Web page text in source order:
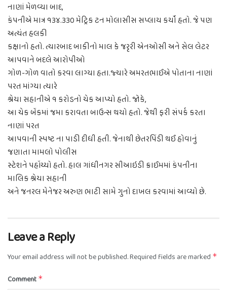
નાણાં મેળવ્યા બાદ,
કંપનીએ માત્ર ૧૩૪.૩૩૦ મેટ્રિક ટન મોલાસીસ સપ્લાય કર્યો હતો. જે પણ
અત્યંત હલકી
કક્ષાનો હતો. ત્યારબાદ બાકીનો માલ કે જરૃરી એનઓસી અને સેલ લેટર
આપવાને બદલે આરોપીઓ
ગોળ-ગોળ વાતો કરવા લાગ્યા હતા.જ્યારે અમરતભાઈએ પોતાના નાણાં
પરત માંગ્યા ત્યારે
શ્રેયા સહાનીએ ૧ કરોડનો ચેક આપ્યો હતો. જોકે,
આ ચેક બેંકમાં જમા કરાવતા બાઉન્સ થયો હતો. જેથી ફરી સંપર્ક કરતા
નાણાં પરત
આપવાની સ્પષ્ટ ના પાડી દીધી હતી. જેનાથી છેતરપિંડી થઈ હોવાનું
જણાતા મામલો પોલીસ
સ્ટેશને પહોંચ્યો હતો. હાલ ગાંધીનગર સીઆઇડી ક્રાઈમમાં કંપનીના
માલિક શ્રેયા સહાની
અને જનરલ મેનેજર અરુણ ભાટી સામે ગુનો દાખલ કરવામાં આવ્યો છે.
Leave a Reply
Your email address will not be published.Required fields are marked *
Comment *